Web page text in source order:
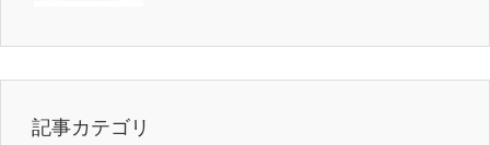
記事カテゴリ